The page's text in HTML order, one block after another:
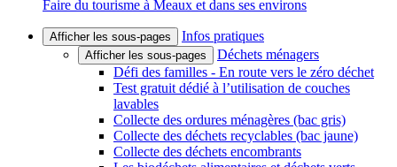
Faire du tourisme à Meaux et dans ses environs
Afficher les sous-pages Infos pratiques
Afficher les sous-pages
Déchets ménagers
Défi des familles - En route vers le zéro déchet
Test gratuit dédié à l’utilisation de couches
lavables
Collecte des ordures ménagères (bac gris)
Collecte des déchets recyclables (bac jaune)
Collecte des déchets encombrants